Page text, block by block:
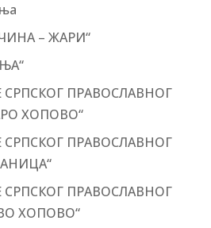
– ЖАРИ“
СРПСКОГ ПРАВОСЛАВНОГ
ХОПОВО“
СРПСКОГ ПРАВОСЛАВНОГ
СРПСКОГ ПРАВОСЛАВНОГ
ХОПОВО“